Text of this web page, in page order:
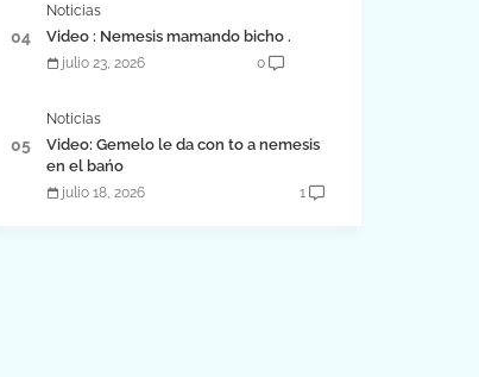
Noticias
Video : Nemesis mamando bicho .
julio 23, 2026 0
Noticias
Video: Gemelo le da con to a nemesis
en el bańo
julio 18, 2026 1